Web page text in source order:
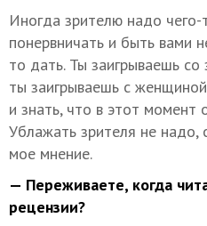
Иногда зрителю надо чего-
понервничать и быть вами
то дать. Ты заигрываешь
ты заигрываешь с
и знать, что в этот момент
Ублажать зрителя не надо,
мое мнение.
— Переживаете, когда
рецензии?